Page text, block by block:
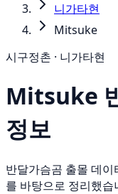
니가타현
Mitsuke
시구정촌 · 니가타현
Mitsuke
정보
반달가슴곰 출몰 데
를 바탕으로 정리했습